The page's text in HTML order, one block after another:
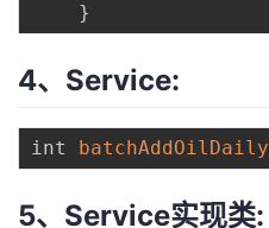
}
4、Service:
int batchAddOilDaily
5、Service实现类: